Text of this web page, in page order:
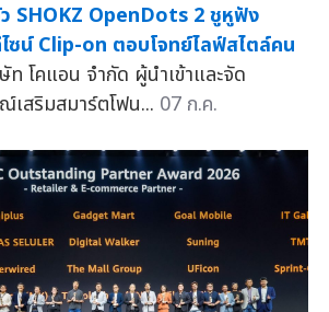
SHOKZ OpenDots 2 ชูหูฟัง
ซน์ Clip-on ตอบโจทย์ไลฟ์สไตล์คน
โคแอน จำกัด ผู้นำเข้าและจัด
เสริมสมาร์ตโฟน... 07 ก.ค.